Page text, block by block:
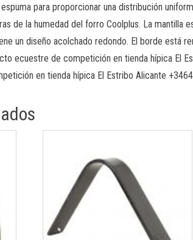
para proporcionar una distribución
de la humedad del forro Coolplus. La
un diseño acolchado redondo. El borde está
ecuestre de competición en tienda hípica El
en tienda hípica El Estribo Alicante